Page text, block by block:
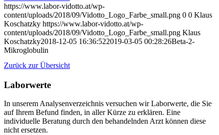
https://www.labor-vidotto.at/wp-
content/uploads/2018/09/Vidotto_Logo_Farbe_small.png 0 0 Klaus
Koschatzky https://www.labor-vidotto.at/wp-
content/uploads/2018/09/Vidotto_Logo_Farbe_small.png Klaus
Koschatzky2018-12-05 16:36:522019-03-05 00:28:26Beta-2-
Mikroglobulin
Zurück zur Übersicht
Laborwerte
In unserem Analysen­verzeichnis versuchen wir Laborwerte, die Sie
auf Ihrem Befund finden, in aller Kürze zu erklären. Eine
individuelle Beratung durch den behandelnden Arzt können diese
nicht ersetzen.